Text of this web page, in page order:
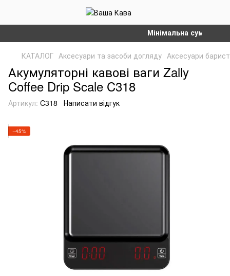
Мінімальна сума
КАТАЛОГ Аксесуари та засоби догляду Аксесуари
Акумуляторні кавові ваги Zally
Coffee Drip Scale C318
Артикул: C318 Написати відгук
−45%